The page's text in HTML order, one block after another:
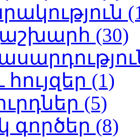
(30)
հույզեր (1)
(5)
գործեր (8)